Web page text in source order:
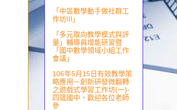
「中區數學動手做社群工
作坊III」
「多元取向教學模式與評
量」輔導員增能研習暨
「國中數學領域小組工作
會議」
106年5月15日有效教學策
略應用－創新研發微翻轉
之遊戲式學習工作坊(一)-
四箴國中，歡迎各位老師
參